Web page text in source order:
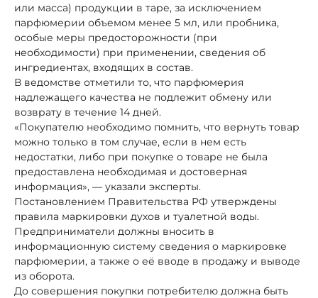
или масса) продукции в таре, за исключением
парфюмерии объемом менее 5 мл, или пробника,
особые меры предосторожности (при
необходимости) при применении, сведения об
ингредиентах, входящих в состав.
В ведомстве отметили то, что парфюмерия
надлежащего качества не подлежит обмену или
возврату в течение 14 дней.
«Покупателю необходимо помнить, что вернуть товар
можно только в том случае, если в нем есть
недостатки, либо при покупке о товаре не была
предоставлена необходимая и достоверная
информация», — указали эксперты.
Постановлением Правительства РФ утверждены
правила маркировки духов и туалетной воды.
Предприниматели должны вносить в
информационную систему сведения о маркировке
парфюмерии, а также о её вводе в продажу и выводе
из оборота.
До совершения покупки потребителю должна быть